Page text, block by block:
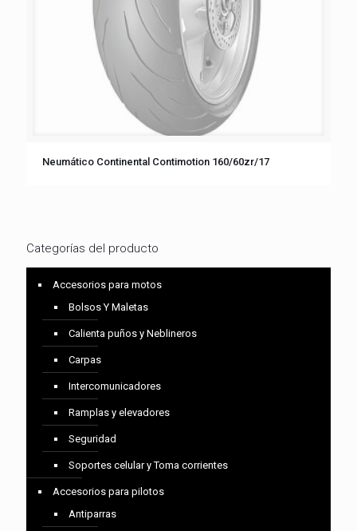
Neumático Continental Contimotion 160/60zr/17
Categorías del producto
Accesorios para motos
Bolsos Y Maletas
Calienta puños y Neblineros
Carpas
Intercomunicadores
Ramplas y elevadores
Seguridad
Soportes celular y Toma corrientes
Accesorios para pilotos
Antiparras